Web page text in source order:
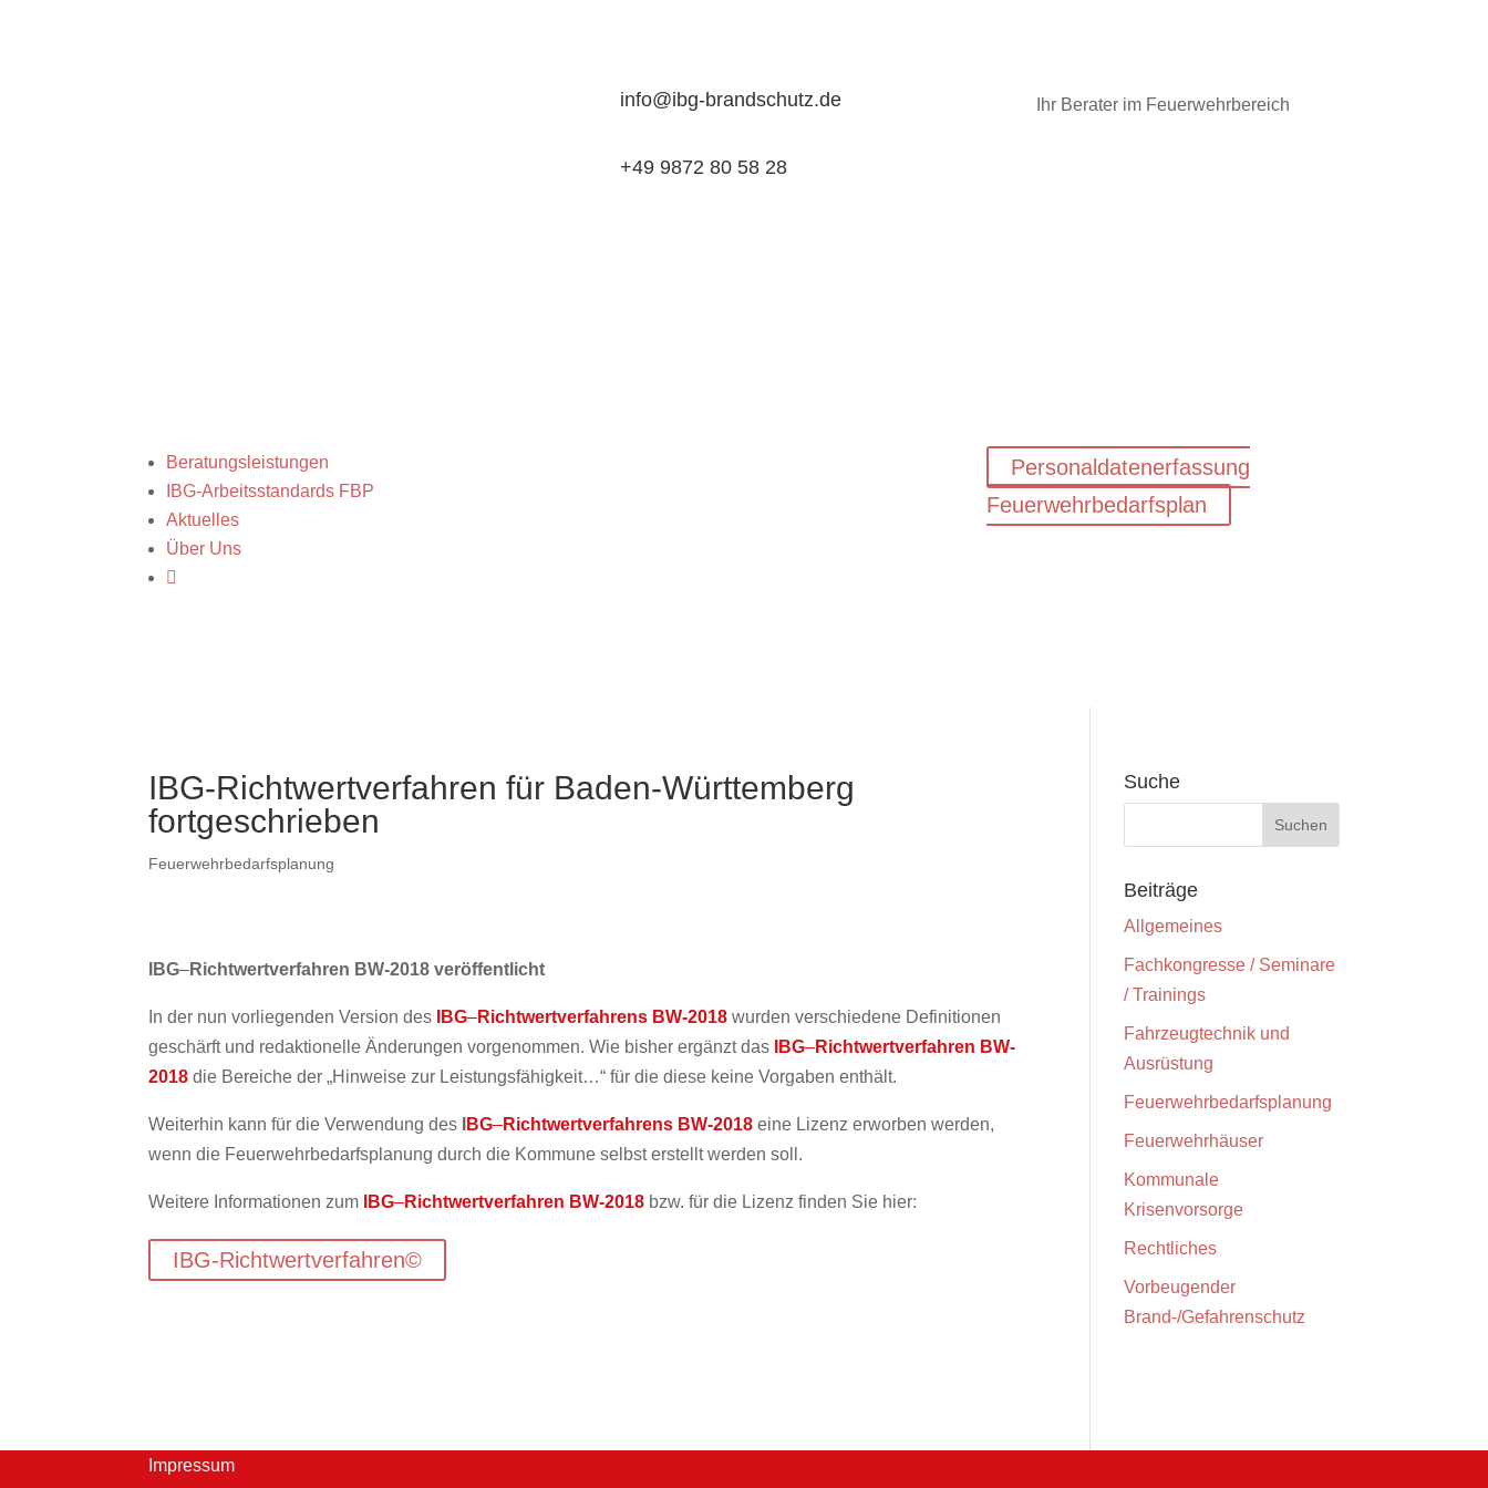
info@ibg-brandschutz.de
+49 9872 80 58 28
Ihr Berater im Feuerwehrbereich
Beratungsleistungen
IBG-Arbeitsstandards FBP
Aktuelles
Über Uns

Personaldatenerfassung
Feuerwehrbedarfsplan
IBG-Richtwertverfahren für Baden-Württemberg
fortgeschrieben
Feuerwehrbedarfsplanung
IBG–Richtwertverfahren BW-2018veröffentlicht
In der nun vorliegenden Version des IBG–Richtwertverfahrens BW-2018wurden verschiedene Definitionen
geschärft und redaktionelle Änderungen vorgenommen. Wie bisher ergänzt das
IBG–Richtwertverfahren BW-
2018die Bereiche der „Hinweise zur Leistungsfähigkeit…“ für die diese keine Vorgaben enthält.
Weiterhin kann für die Verwendung des BG–Richtwertverfahrens BW-2018eine Lizenz erworben werden,
wenn die Feuerwehrbedarfsplanung durch die Kommune selbst erstellt werden soll.
Weitere Informationen zum IBG–Richtwertverfahren BW-2018 bzw. für die Lizenz finden Sie hier:
IBG-Richtwertverfahren©
Suche
Beiträge
Allgemeines
Fachkongresse / Seminare
/ Trainings
Fahrzeugtechnik und
Ausrüstung
Feuerwehrbedarfsplanung
Feuerwehrhäuser
Kommunale
Krisenvorsorge
Rechtliches
Vorbeugender
Brand-/Gefahrenschutz
Impressum